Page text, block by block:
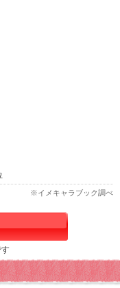
※イメキャラブック調べ